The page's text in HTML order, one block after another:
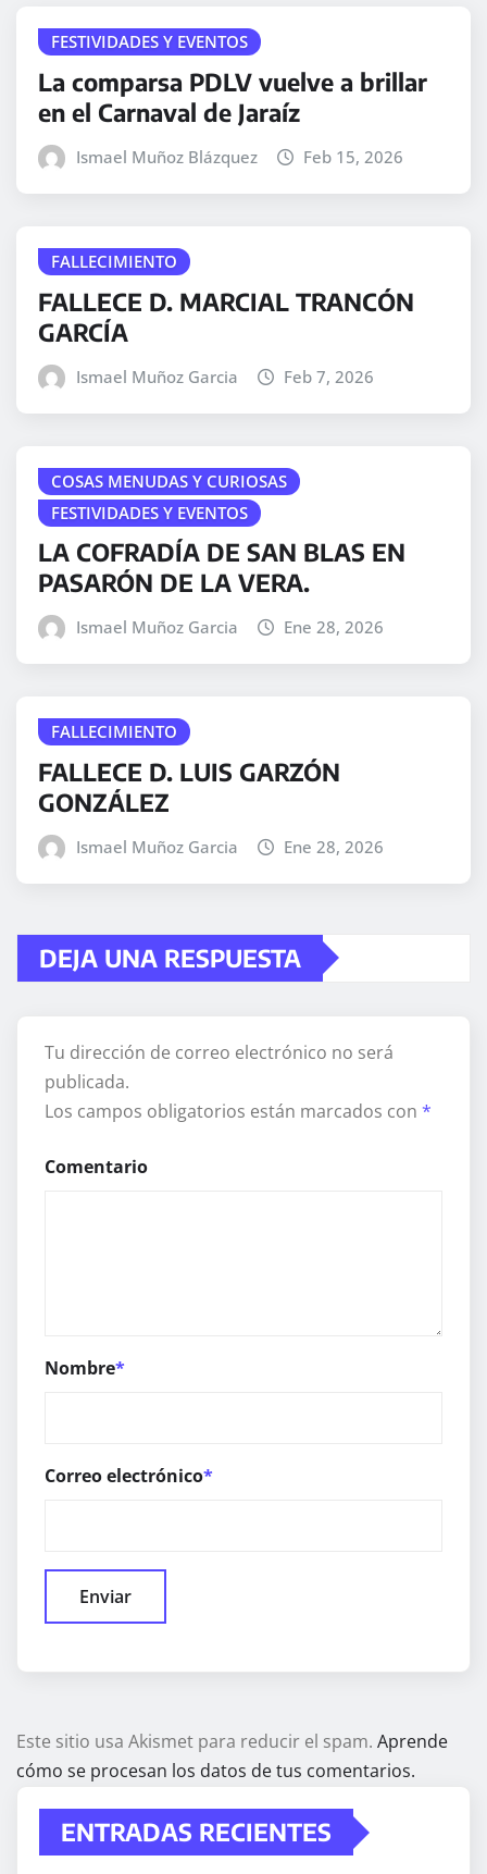
FESTIVIDADES Y EVENTOS
La comparsa PDLV vuelve a brillar
en el Carnaval de Jaraíz
Ismael Muñoz Blázquez Feb 15, 2026
FALLECIMIENTO
FALLECE D. MARCIAL TRANCÓN
GARCÍA
Ismael Muñoz Garcia Feb 7, 2026
COSAS MENUDAS Y CURIOSAS
FESTIVIDADES Y EVENTOS
LA COFRADÍA DE SAN BLAS EN
PASARÓN DE LA VERA.
Ismael Muñoz Garcia Ene 28, 2026
FALLECIMIENTO
FALLECE D. LUIS GARZÓN
GONZÁLEZ
Ismael Muñoz Garcia Ene 28, 2026
DEJA UNA RESPUESTA
Tu dirección de correo electrónico no será
publicada.
Los campos obligatorios están marcados con *
Comentario
Nombre*
Correo electrónico*
Este sitio usa Akismet para reducir el spam. Aprende
cómo se procesan los datos de tus comentarios.
ENTRADAS RECIENTES